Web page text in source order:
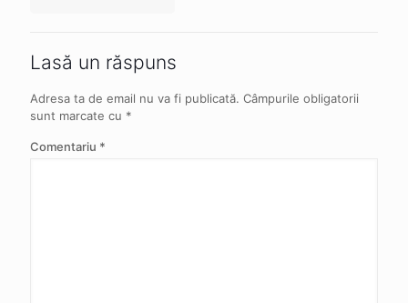
Lasă un răspuns
Adresa ta de email nu va fi publicată. Câmpurile obligatorii
sunt marcate cu *
Comentariu *